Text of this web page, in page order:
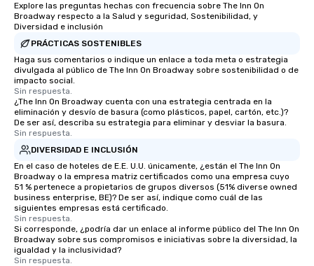
Explore las preguntas hechas con frecuencia sobre The Inn On
Broadway respecto a la Salud y seguridad, Sostenibilidad, y
Diversidad e inclusión
PRÁCTICAS SOSTENIBLES
Haga sus comentarios o indique un enlace a toda meta o estrategia
divulgada al público de The Inn On Broadway sobre sostenibilidad o de
impacto social.
Sin respuesta.
¿The Inn On Broadway cuenta con una estrategia centrada en la
eliminación y desvío de basura (como plásticos, papel, cartón, etc.)?
De ser así, describa su estrategia para eliminar y desviar la basura.
Sin respuesta.
DIVERSIDAD E INCLUSIÓN
En el caso de hoteles de E.E. U.U. únicamente, ¿están el The Inn On
Broadway o la empresa matriz certificados como una empresa cuyo
51 % pertenece a propietarios de grupos diversos (51% diverse owned
business enterprise, BE)? De ser así, indique como cuál de las
siguientes empresas está certificado.
Sin respuesta.
Si corresponde, ¿podría dar un enlace al informe público del The Inn On
Broadway sobre sus compromisos e iniciativas sobre la diversidad, la
igualdad y la inclusividad?
Sin respuesta.